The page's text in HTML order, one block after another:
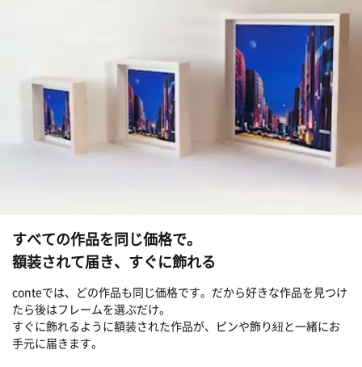
すべての作品を同じ価格で。
額装されて届き、すぐに飾れる
conteでは、どの作品も同じ価格です。だから好きな作品を見つけ
たら後はフレームを選ぶだけ。
すぐに飾れるように額装された作品が、ピンや飾り紐と一緒にお
手元に届きます。